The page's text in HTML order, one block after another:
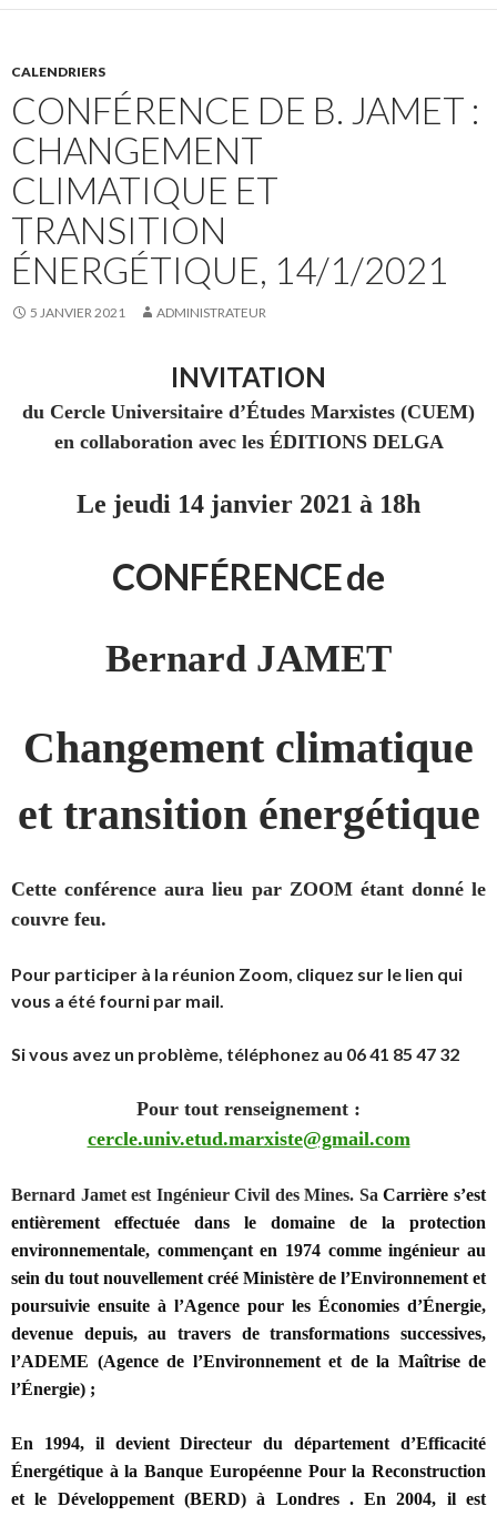
CALENDRIERS
CONFÉRENCE DE B. JAMET :
CHANGEMENT
CLIMATIQUE ET
TRANSITION
ÉNERGÉTIQUE, 14/1/2021
5 JANVIER 2021 ADMINISTRATEUR
INVITATION
du Cercle Universitaire d’Études Marxistes (CUEM)
en collaboration avec les ÉDITIONS DELGA
Le jeudi 14 janvier 2021 à 18h
CONFÉRENCEde
Bernard JAMET
Changement climatique
et transition énergétique
Cette conférence aura lieu par ZOOM étant donné le
couvre feu.
Pour participer à la réunion Zoom, cliquez sur le lien qui
vous a été fourni par mail.
Si vous avez un problème, téléphonez au 06 41 85 47 32
Pour tout renseignement :
cercle.univ.etud.marxiste@gmail.com
Bernard Jametest Ingénieur Civil des Mines. SaCarrière s’est
entièrement effectuée dans le domaine de la protection
environnementale, commençant en 1974 comme ingénieur au
sein du tout nouvellement créé Ministère de l’Environnement et
poursuivie ensuite à l’Agence pour les Économies d’Énergie,
devenue depuis, au travers de transformations successives,
l’ADEME (Agence de l’Environnement et de la Maîtrise de
l’Énergie) ;
En 1994, il devientDirecteur du département d’Efficacité
Énergétique à la Banque Européenne Pour la Reconstruction
et le Développement (BERD) à Londres . En 2004, il est